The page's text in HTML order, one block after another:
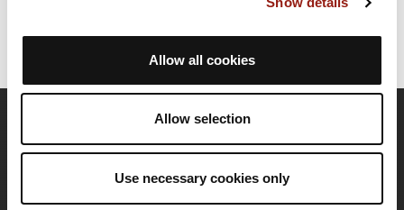
Allow all cookies
Allow selection
Use necessary cookies only
OpenRunner